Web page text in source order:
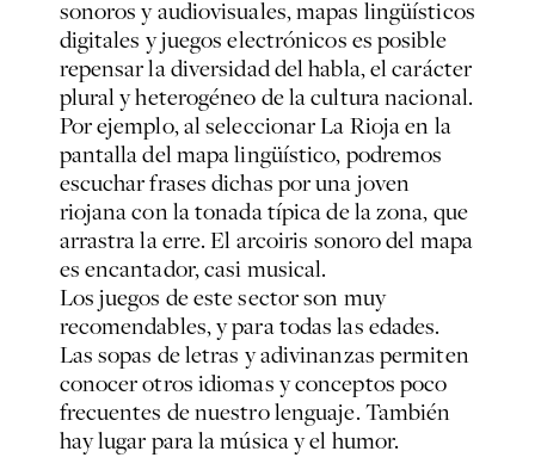
sonoros y audiovisuales, mapas lingüísticos
digitales y juegos electrónicos es posible
repensar la diversidad del habla, el carácter
plural y heterogéneo de la cultura nacional.
Por ejemplo, al seleccionar La Rioja en la
pantalla del mapa lingüístico, podremos
escuchar frases dichas por una joven
riojana con la tonada típica de la zona, que
arrastra la erre. El arcoiris sonoro del mapa
es encantador, casi musical.
Los juegos de este sector son muy
recomendables, y para todas las edades.
Las sopas de letras y adivinanzas permiten
conocer otros idiomas y conceptos poco
frecuentes de nuestro lenguaje. También
hay lugar para la música y el humor.